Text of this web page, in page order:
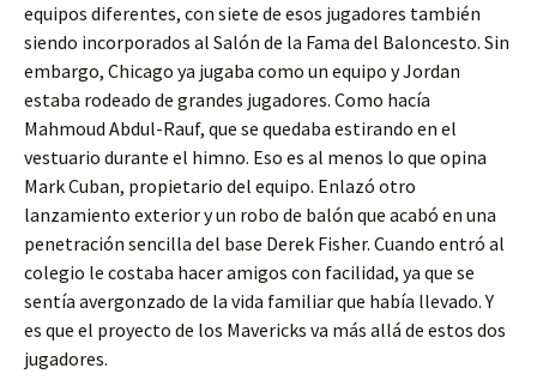
equipos diferentes, con siete de esos jugadores también
siendo incorporados al Salón de la Fama del Baloncesto. Sin
embargo, Chicago ya jugaba como un equipo y Jordan
estaba rodeado de grandes jugadores. Como hacía
Mahmoud Abdul-Rauf, que se quedaba estirando en el
vestuario durante el himno. Eso es al menos lo que opina
Mark Cuban, propietario del equipo. Enlazó otro
lanzamiento exterior y un robo de balón que acabó en una
penetración sencilla del base Derek Fisher. Cuando entró al
colegio le costaba hacer amigos con facilidad, ya que se
sentía avergonzado de la vida familiar que había llevado. Y
es que el proyecto de los Mavericks va más allá de estos dos
jugadores.